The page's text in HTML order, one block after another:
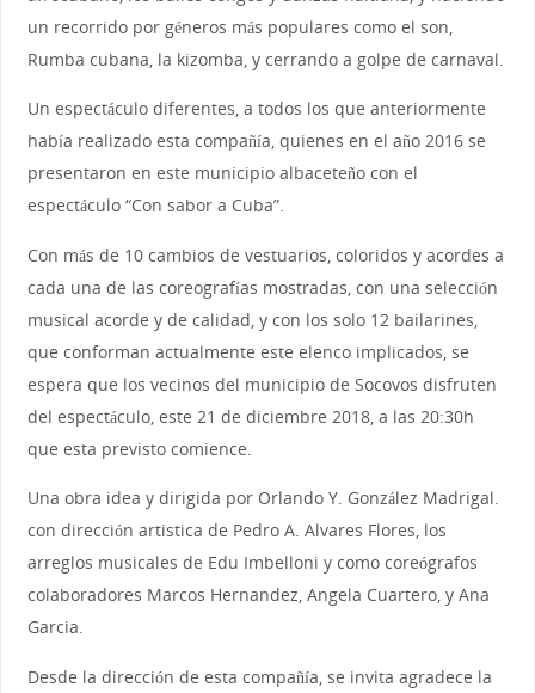
un recorrido por géneros más populares como el son,
Rumba cubana, la kizomba, y cerrando a golpe de carnaval.
Un espectáculo diferentes, a todos los que anteriormente
había realizado esta compañía, quienes en el año 2016 se
presentaron en este municipio albaceteño con el
espectáculo “Con sabor a Cuba”.
Con más de 10 cambios de vestuarios, coloridos y acordes a
cada una de las coreografías mostradas, con una selección
musical acorde y de calidad, y con los solo 12 bailarines,
que conforman actualmente este elenco implicados, se
espera que los vecinos del municipio de Socovos disfruten
del espectáculo, este 21 de diciembre 2018, a las 20:30h
que esta previsto comience.
Una obra idea y dirigida por Orlando Y. González Madrigal.
con dirección artistica de Pedro A. Alvares Flores, los
arreglos musicales de Edu Imbelloni y como coreógrafos
colaboradores Marcos Hernandez, Angela Cuartero, y Ana
Garcia.
Desde la dirección de esta compañía, se invita agradece la